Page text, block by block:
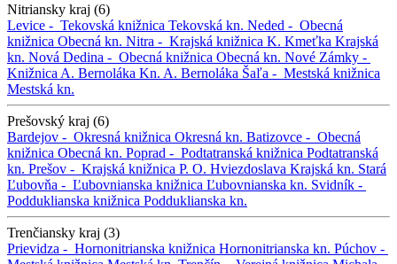
Nitriansky kraj (6)
Levice - Tekovská knižnica Tekovská kn. Neded - Obecná
knižnica Obecná kn. Nitra - Krajská knižnica K. Kmeťka Krajská
kn. Nová Dedina - Obecná knižnica Obecná kn. Nové Zámky -
Knižnica A. Bernoláka Kn. A. Bernoláka Šaľa - Mestská knižnica
Mestská kn.
Prešovský kraj (6)
Bardejov - Okresná knižnica Okresná kn. Batizovce - Obecná
knižnica Obecná kn. Poprad - Podtatranská knižnica Podtatranská
kn. Prešov - Krajská knižnica P. O. Hviezdoslava Krajská kn. Stará
Ľubovňa - Ľubovnianska knižnica Ľubovnianska kn. Svidník -
Podduklianska knižnica Podduklianska kn.
Trenčiansky kraj (3)
Prievidza - Hornonitrianska knižnica Hornonitrianska kn. Púchov -